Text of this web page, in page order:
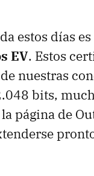
estos días es
EV. Estos
nuestras
bits,
página de